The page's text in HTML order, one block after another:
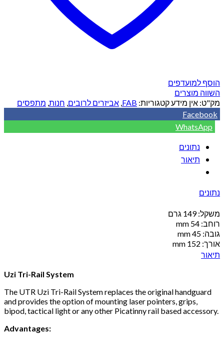
הוסף למועדפים
השווה מוצרים
מק"ט: אין מידעקטגוריות: FAB
, אביזרים לרובים, חנות, מתפסים
Facebook
WhatsApp
נתונים
תיאור
נתונים
משקל: 149 גרם
רוחב: 54 mm
גובה: 45 mm
אורך: 152 mm
תיאור
Uzi Tri-Rail System
The UTR Uzi Tri-Rail System replaces the original handguard
and provides the option of mounting laser pointers, grips,
bipod, tactical light or any other Picatinny rail based accessory.
Advantages: